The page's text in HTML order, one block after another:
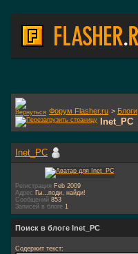
Форум Flasher.ru > Блоги
Inet_PC
Inet_PC
Регистрация Feb 2009
Адрес Гы...поди, найди!
Сообщений 853
Записей в блоге 1
Поиск в блоге Inet_PC
Содержит текст: